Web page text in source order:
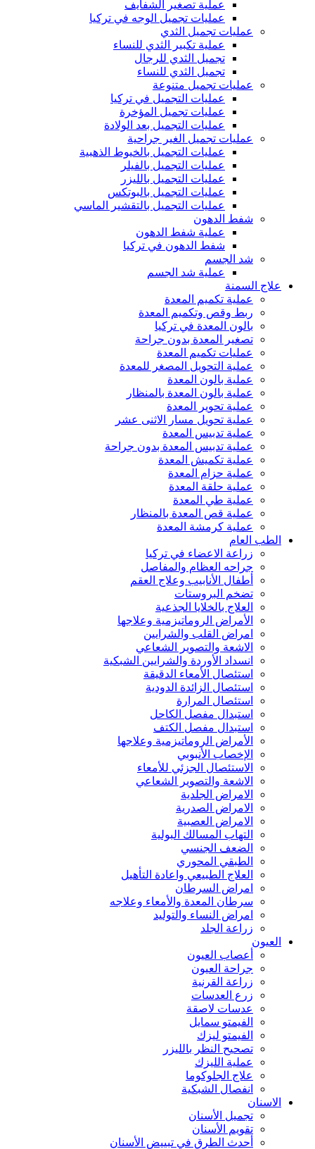
عملية تصغير الشفايف
عمليات تجميل الوجه في تركيا
عمليات تجميل الثدي
عملية تكبير الثدي للنساء
تجميل الثدي للرجال
تجميل الثدي ‏للنساء
عمليات تجميل متنوعة
عمليات التجميل في تركيا
عمليات تجميل المؤخرة
عمليات التجميل بعد الولادة
عمليات تجميل الغير جراحية
عمليات التجميل بالخيوط الذهبية
عمليات التجميل بالفيلر
عمليات التجميل بالليزر
عمليات التجميل بالبوتكس
عمليات التجميل بالتقشير الماسي
شفط الدهون
عملية شفط الدهون
شفط الدهون في تركيا
شد الجسم
عملية شد الجسم
علاج السمنة
عملية تكميم المعدة
ربط وقص وتكميم المعدة
بالون المعدة في تركيا
تصغير المعدة بدون جراحة
عمليات تكميم المعدة
عملية التحويل المصغر للمعدة
عملية بالون المعدة
عملية بالون المعدة بالمنظار
عملية تحوير المعدة
عملية تحويل مسار الاثنى عشر
عملية تدبيس المعدة
عملية تدبيس المعدة بدون جراحة
عملية تكميش المعدة
عملية حزام المعدة
عملية حلقة المعدة
عملية طي المعدة
عملية قص المعدة بالمنظار
عملية كرمشة المعدة
الطب العام
زراعة الاعضاء في تركيا
جراحه العظام والمفاصل
أطفال الأنابيب وعلاج العقم
تضخم البروستات
العلاج بالخلايا الجذعية
الأمراض الروماتيزمية وعلاجها
امراض القلب والشرايين
الاشعة والتصوير الشعاعي
انسداد الأوردة والشرايين الشبكية
استئصال الأمعاء الدقيقة
استئصال الزائدة الدودية
استئصال المرارة
استبدال مفصل الكاحل
استبدال مفصل الكتف
الأمراض الروماتيزمية وعلاجها
الإخصاب الأنبوبي
الاستئصال الجزئي للأمعاء
الاشعة والتصوير الشعاعي
الامراض الجلدية
الامراض الصدرية
الامراض العصبية
التهاب المسالك البولية
الضعف الجنسي
الطبقي المحوري
العلاج الطبيعي واعادة التأهيل
امراض السرطان
سرطان المعدة والأمعاء وعلاجه
امراض النساء والتوليد
زراعة الجلد
العيون
أعصاب العيون
جراحة العيون
زراعة القرنية
زرع العدسات
عدسات لاصقة
الفيمتو سمايل
الفيمتو ليزك
تصحيح النظر بالليزر
عملية الليزك
علاج الجلوكوما
انفصال الشبكية
الاسنان
تجميل الأسنان
تقويم الأسنان
أحدث الطرق في تبييض الأسنان